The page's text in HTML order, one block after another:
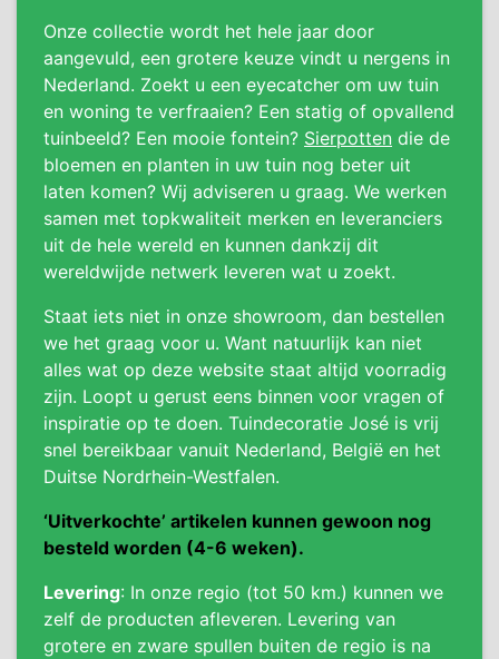
Onze collectie wordt het hele jaar door
aangevuld, een grotere keuze vindt u nergens in
Nederland. Zoekt u een eyecatcher om uw tuin
en woning te verfraaien? Een statig of opvallend
tuinbeeld? Een mooie fontein? Sierpotten die de
bloemen en planten in uw tuin nog beter uit
laten komen? Wij adviseren u graag. We werken
samen met topkwaliteit merken en leveranciers
uit de hele wereld en kunnen dankzij dit
wereldwijde netwerk leveren wat u zoekt.
Staat iets niet in onze showroom, dan bestellen
we het graag voor u. Want natuurlijk kan niet
alles wat op deze website staat altijd voorradig
zijn. Loopt u gerust eens binnen voor vragen of
inspiratie op te doen. Tuindecoratie José is vrij
snel bereikbaar vanuit Nederland, België en het
Duitse Nordrhein-Westfalen.
‘Uitverkochte’ artikelen kunnen gewoon nog
besteld worden (4-6 weken).
Levering: In onze regio (tot 50 km.) kunnen we
zelf de producten afleveren. Levering van
grotere en zware spullen buiten de regio is na